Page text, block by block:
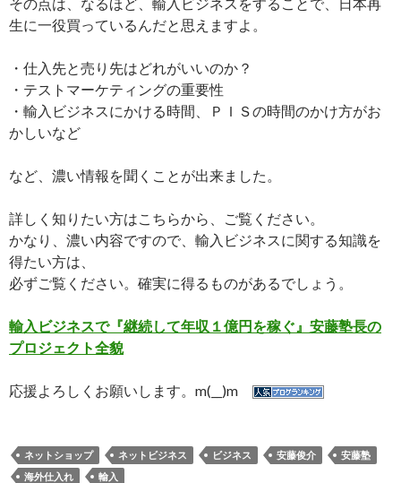
生に一役買っているんだと思えますよ。
・仕入先と売り先はどれがいいのか？
・テストマーケティングの重要性
・輸入ビジネスにかける時間、ＰＩＳの時間のかけ方がお
かしいなど
など、濃い情報を聞くことが出来ました。
詳しく知りたい方はこちらから、ご覧ください。
かなり、濃い内容ですので、輸入ビジネスに関する知識を
得たい方は、
必ずご覧ください。確実に得るものがあるでしょう。
輸入ビジネスで『継続して年収１億円を稼ぐ』安藤塾長の
プロジェクト全貌
応援よろしくお願いします。m(__)m
ネットショップ ネットビジネス ビジネス 安藤俊介
安藤塾
海外仕入れ
輸入